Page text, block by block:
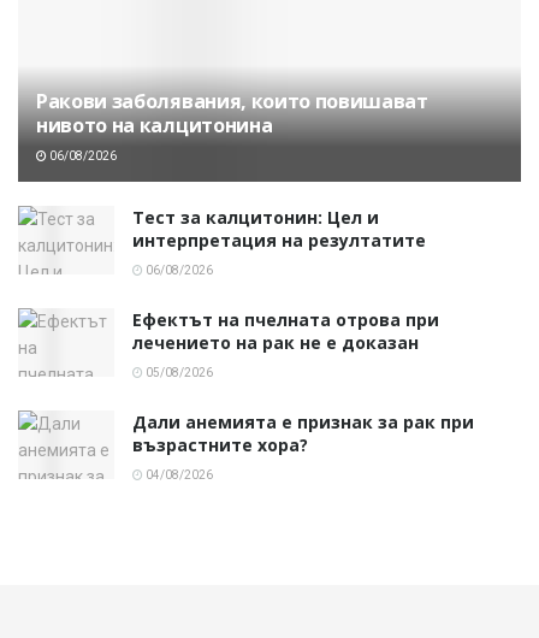
Ракови заболявания, които повишават
нивото на калцитонина
06/08/2026
Тест за калцитонин: Цел и
интерпретация на резултатите
06/08/2026
Ефектът на пчелната отрова при
лечението на рак не е доказан
05/08/2026
Дали анемията е признак за рак при
възрастните хора?
04/08/2026